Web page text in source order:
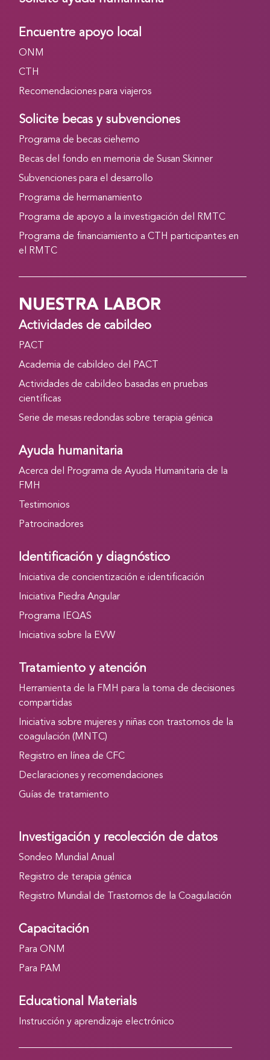
Encuentre apoyo local
ONM
CTH
Recomendaciones para viajeros
Solicite becas y subvenciones
Programa de becas ciehemo
Becas del fondo en memoria de Susan Skinner
Subvenciones para el desarrollo
Programa de hermanamiento
Programa de apoyo a la investigación del RMTC
Programa de financiamiento a CTH participantes en
el RMTC
NUESTRA LABOR
Actividades de cabildeo
PACT
Academia de cabildeo del PACT
Actividades de cabildeo basadas en pruebas
científicas
Serie de mesas redondas sobre terapia génica
Ayuda humanitaria
Acerca del Programa de Ayuda Humanitaria de la
FMH
Testimonios
Patrocinadores
Identificación y diagnóstico
Iniciativa de concientización e identificación
Iniciativa Piedra Angular
Programa IEQAS
Iniciativa sobre la EVW
Tratamiento y atención
Herramienta de la FMH para la toma de decisiones
compartidas
Iniciativa sobre mujeres y niñas con trastornos de la
coagulación (MNTC)
Registro en línea de CFC
Declaraciones y recomendaciones
Guías de tratamiento
Investigación y recolección de datos
Sondeo Mundial Anual
Registro de terapia génica
Registro Mundial de Trastornos de la Coagulación
Capacitación
Para ONM
Para PAM
Educational Materials
Instrucción y aprendizaje electrónico